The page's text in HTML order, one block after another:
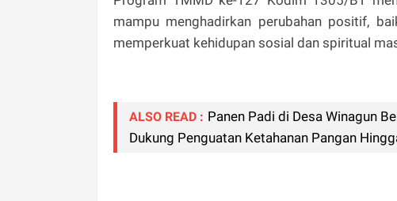
mampu menghadirkan perubahan positif,
memperkuat kehidupan sosial dan spiritual
ALSO READ : Panen Padi di Desa Winagun
Dukung Penguatan Ketahanan Pangan